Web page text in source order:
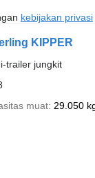
kebijakan privasi
KIPPER
trailer jungkit
muat 29.050